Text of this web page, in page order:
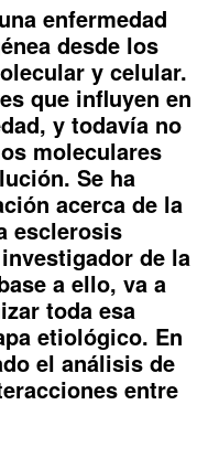
enfermedad
desde los
y celular.
que influyen en
y todavía no
moleculares
Se ha
acerca de la
esclerosis
de la
a ello, va a
toda esa
etiológico. En
el análisis de
entre